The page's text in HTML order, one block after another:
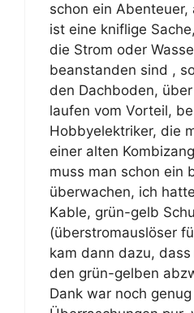
schon ein
ist eine kniflige
die Strom oder
beanstanden sind ,
den Dachboden,
laufen vom Vorteil,
Hobbyelektriker, die
einer alten
muss man schon ein
überwachen, ich
Kable, grün-gelb
(überstromauslöser
kam dann dazu,
den grün-gelben
Dank war noch